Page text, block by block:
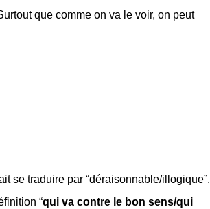
que comme on va le voir, on peut
se traduire par “déraisonnable/illogique”.
“qui va contre le bon sens/qui